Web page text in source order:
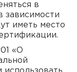
в
иметь место
«О